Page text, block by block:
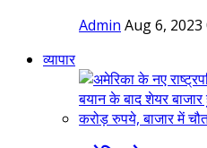
Admin Aug 6, 2023
व्यापार